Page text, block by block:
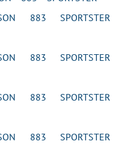
883 SPORTSTER
883 SPORTSTER
883 SPORTSTER
883 SPORTSTER